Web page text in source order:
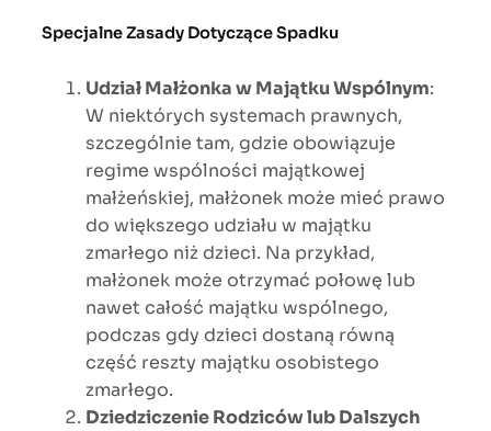
Specjalne Zasady Dotyczące Spadku
Udział Małżonka w Majątku Wspólnym:
W niektórych systemach prawnych,
szczególnie tam, gdzie obowiązuje
regime wspólności majątkowej
małżeńskiej, małżonek może mieć prawo
do większego udziału w majątku
zmarłego niż dzieci. Na przykład,
małżonek może otrzymać połowę lub
nawet całość majątku wspólnego,
podczas gdy dzieci dostaną równą
część reszty majątku osobistego
zmarłego.
Dziedziczenie Rodziców lub Dalszych